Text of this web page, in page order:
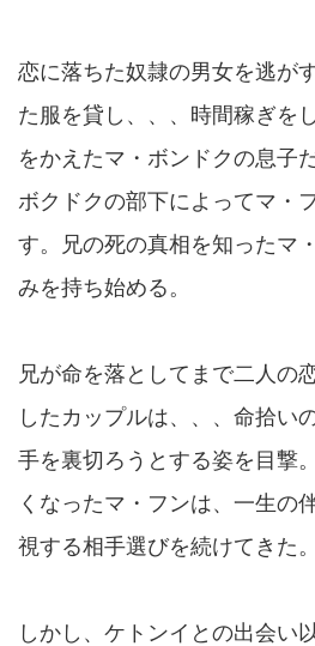
恋に落ちた奴隷の男女を逃が
た服を貸し、、、時間稼ぎを
をかえたマ・ボンドクの息子
ボクドクの部下によってマ・
す。兄の死の真相を知ったマ
みを持ち始める。
兄が命を落としてまで二人の
したカップルは、、、命拾い
手を裏切ろうとする姿を目撃
くなったマ・フンは、一生の
視する相手選びを続けてきた。
しかし、ケトンイとの出会い